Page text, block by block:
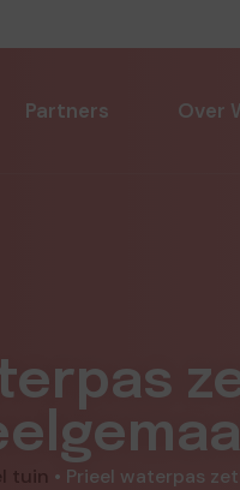
Partners Over
tuin • Prieel waterpas